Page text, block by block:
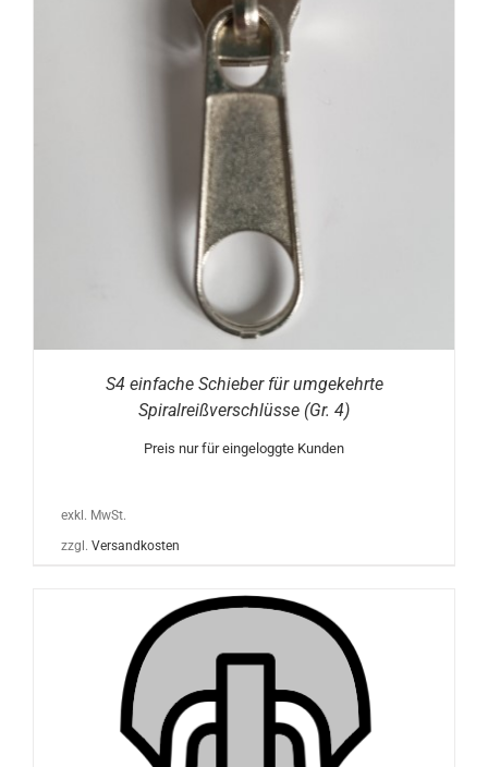
S4 einfache Schieber für umgekehrte
Spiralreißverschlüsse (Gr. 4)
Preis nur für eingeloggte Kunden
exkl. MwSt.
zzgl. Versandkosten